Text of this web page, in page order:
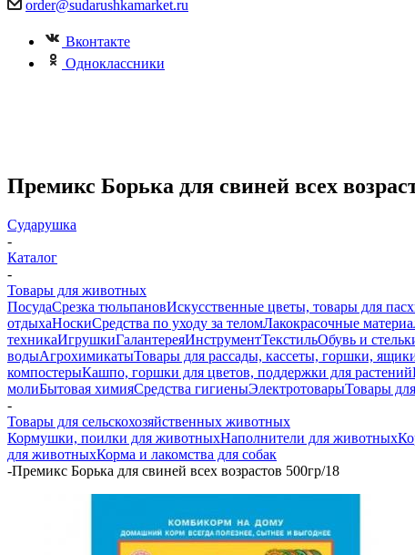
order@sudarushkamarket.ru
Вконтакте
Одноклассники
Премикс Борька для свиней всех
Сударушка
-
Каталог
-
Товары для животных
ПосудаСрезка тюльпановИскусственные цветы, товары для
отдыхаНоскиСредства по уходу за теломЛакокрасочные
техникаИгрушкиГалантереяИнструментТекстильОбувь и
водыАгрохимикатыТовары для рассады, кассеты, горшки,
компостерыКашпо, горшки для цветов, поддержки для растений
молиБытовая химияСредства гигиеныЭлектротоварыТовары
-
Товары для сельскохозяйственных животных
Кормушки, поилки для животныхНаполнители для животных
для животныхКорма и лакомства для собак
-Премикс Борька для свиней всех возрастов 500гр/18